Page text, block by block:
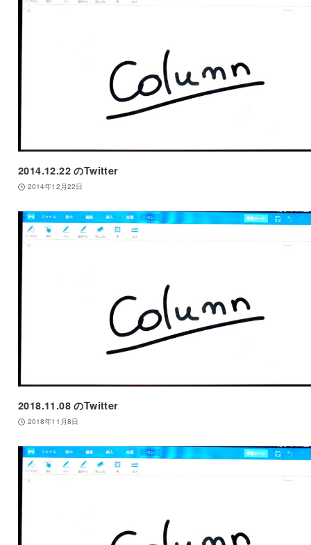
2014.12.22 のTwitter
2014年12月22日
2018.11.08 のTwitter
2018年11月8日